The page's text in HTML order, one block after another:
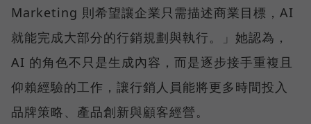
Marketing 則希望讓企業只需描述商業目標，AI
就能完成大部分的行銷規劃與執行。」她認為，
AI 的角色不只是生成內容，而是逐步接手重複且
仰賴經驗的工作，讓行銷人員能將更多時間投入
品牌策略、產品創新與顧客經營。